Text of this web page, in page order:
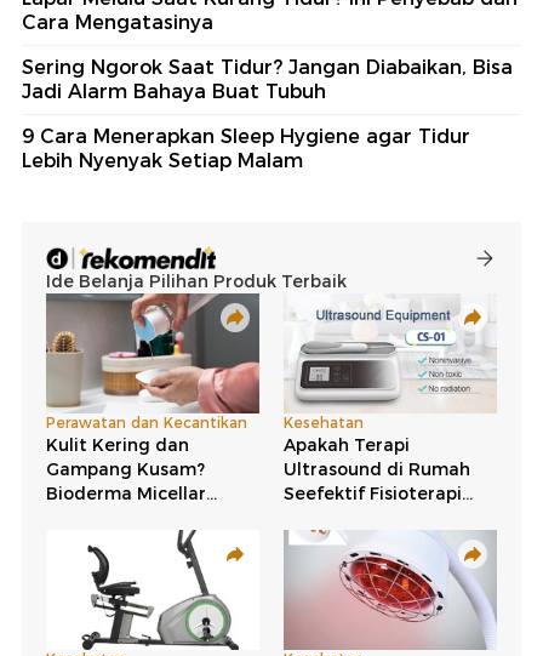
Cara Mengatasinya
Sering Ngorok Saat Tidur? Jangan Diabaikan, Bisa
Jadi Alarm Bahaya Buat Tubuh
9 Cara Menerapkan Sleep Hygiene agar Tidur
Lebih Nyenyak Setiap Malam